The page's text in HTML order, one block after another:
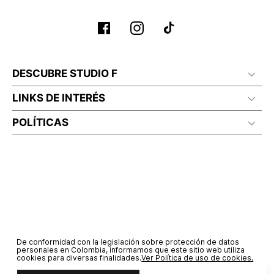
DESCUBRE STUDIO F
LINKS DE INTERÉS
POLÍTICAS
De conformidad con la legislación sobre protección de datos
personales en Colombia, informamos que este sitio web utiliza
cookies para diversas finalidades.Ver Política de uso de cookies.